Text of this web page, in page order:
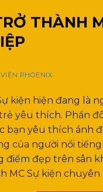
THÀNH
PHOENIX
kiện hiện đang là
yêu thích. Phần
bạn yêu thích ánh
của người nổi tiếng
điểm đẹp trên sân
MC Sự kiện chuyên